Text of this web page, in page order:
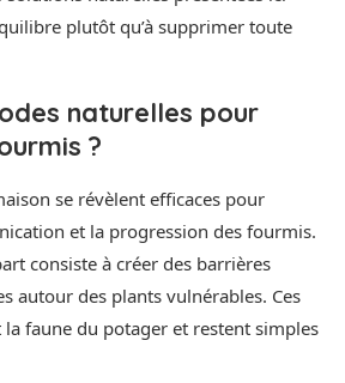
plutôt qu’à supprimer toute
naturelles pour
?
se révèlent efficaces pour
et la progression des fourmis.
consiste à créer des barrières
autour des plants vulnérables. Ces
faune du potager et restent simples